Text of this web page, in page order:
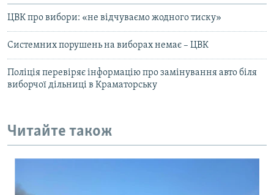
ЦВК про вибори: «не відчуваємо жодного тиску»
Системних порушень на виборах немає – ЦВК
Поліція перевіряє інформацію про замінування авто біля
виборчої дільниці в Краматорську
Читайте також